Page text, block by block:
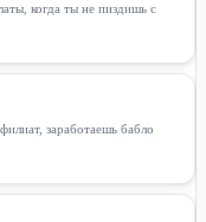
когда ты не пиздишь с
заработаешь бабло